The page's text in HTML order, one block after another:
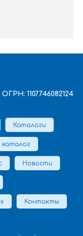
1107746082124
Каталоги
каталог
Новости
Контакты